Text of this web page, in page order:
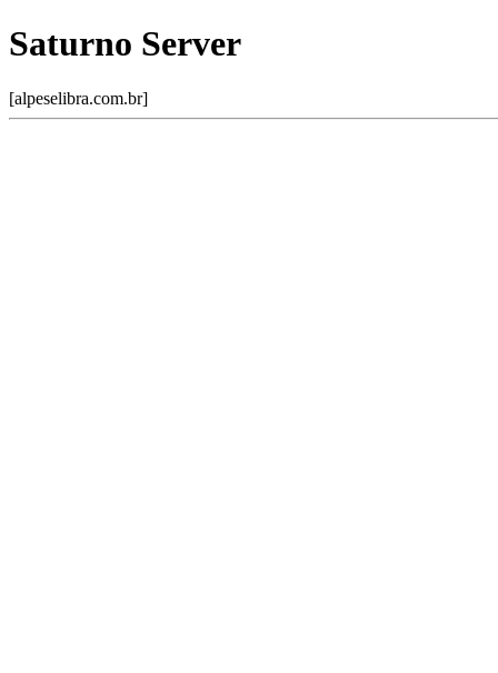
Saturno Server
[alpeselibra.com.br]